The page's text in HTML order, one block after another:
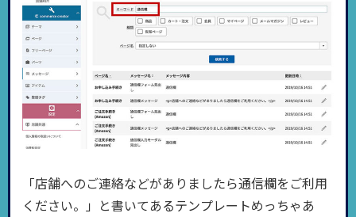
「店舗へのご連絡などがありましたら通信欄をご利用
ください。」と書いてあるテンプレートめっちゃあ